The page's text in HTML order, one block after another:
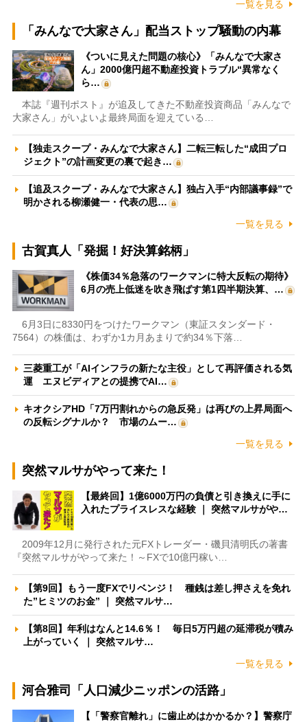
一覧を見る
「みんなで大家さん」配当ストップ騒動の内幕
《ついに見えた問題の核心》「みんなで大家さ
ん」2000億円超不動産投資トラブル“異常なく
ら…
本誌『週刊ポスト』が追及してきた不動産投資商品「みんなで
大家さん」がいよいよ最終局面を迎えている…
【独走スクープ・みんなで大家さん】二転三転した“成田プロ
ジェクト”の計画変更の裏で起き…
【追及スクープ・みんなで大家さん】独占入手“内部議事録”で
明かされる柳瀬健一・代表の思…
一覧を見る
古賀真人「発掘！好決算銘柄」
《株価34％急落のワークマンに特大反転の期待》
6月の売上低迷を吹き飛ばす第1四半期決算、…
6月3日に8330円をつけたワークマン（東証スタンダード・
7564）の株価は、わずか1カ月あまりで約34％下落…
三菱重工が「AIインフラの新たな主役」として再評価される気
運 エヌビディアとの提携でAI…
キオクシアHD「7万円割れからの急反発」は再びの上昇局面へ
の反転シグナルか？ 市場のムー…
一覧を見る
突然マルサがやって来た！
【最終回】1億6000万円の負債と引き換えに手に
入れたプライスレスな経験 ｜ 突然マルサがや…
2009年12月に発行された元FXトレーダー・磯貝清明氏の著書
『突然マルサがやって来た！～FXで10億円稼い…
【第9回】もう一度FXでリベンジ！ 種銭は差し押さえを免れ
た”ヒミツのお金” ｜ 突然マルサ…
【第8回】年利はなんと14.6％！ 毎日5万円超の延滞税が積み
上がっていく ｜ 突然マルサ…
一覧を見る
河合雅司「人口減少ニッポンの活路」
【「警察官離れ」に歯止めはかかるか？】警察庁